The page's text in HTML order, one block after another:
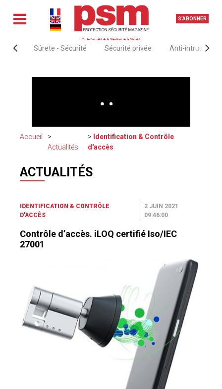
S'ABONNER
Toute l'actualité de la Sûreté et de la Sécurité
Sûrete - Sécurité Sécurité privée Anti-intrusion &
Accueil
Actualités
Identification & Contrôle
d'accès
ACTUALITÉS
IDENTIFICATION & CONTRÔLE
D'ACCÈS
2 JUIN 2021
09:46:00
Contrôle d’accès. iLOQ certifié Iso/IEC
27001